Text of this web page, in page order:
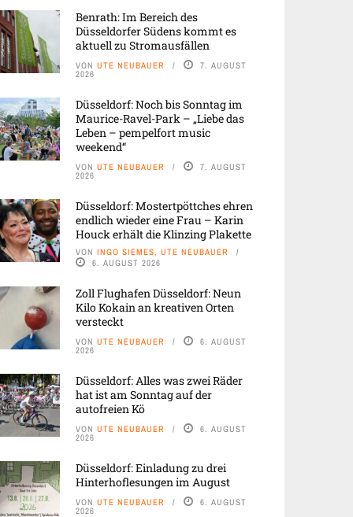
Benrath: Im Bereich des
Düsseldorfer Südens kommt es
aktuell zu Stromausfällen
VON UTE NEUBAUER 7. AUGUST
2026
Düsseldorf: Noch bis Sonntag im
Maurice-Ravel-Park – „Liebe das
Leben – pempelfort music
weekend“
VON UTE NEUBAUER 7. AUGUST
2026
Düsseldorf: Mostertpöttches ehren
endlich wieder eine Frau – Karin
Houck erhält die Klinzing Plakette
VON INGO SIEMES, UTE NEUBAUER
6. AUGUST 2026
Zoll Flughafen Düsseldorf: Neun
Kilo Kokain an kreativen Orten
versteckt
VON UTE NEUBAUER 6. AUGUST
2026
Düsseldorf: Alles was zwei Räder
hat ist am Sonntag auf der
autofreien Kö
VON UTE NEUBAUER 6. AUGUST
2026
Düsseldorf: Einladung zu drei
Hinterhoflesungen im August
VON UTE NEUBAUER 6. AUGUST
2026